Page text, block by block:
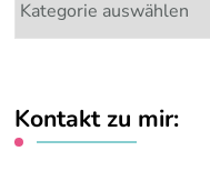
Themen:
Kontakt zu mir: